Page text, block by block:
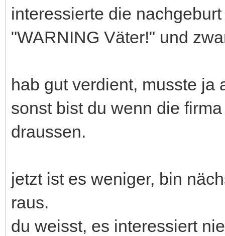
interessierte die
"WARNING Väter!" und
hab gut verdient, musste ja
sonst bist du wenn die
draussen.
jetzt ist es weniger, bin
raus.
du weisst, es interessiert